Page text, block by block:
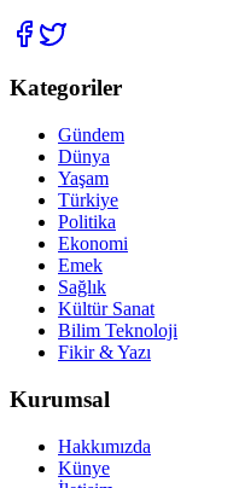
Kategoriler
Gündem
Dünya
Yaşam
Türkiye
Politika
Ekonomi
Emek
Sağlık
Kültür Sanat
Bilim Teknoloji
Fikir & Yazı
Kurumsal
Hakkımızda
Künye